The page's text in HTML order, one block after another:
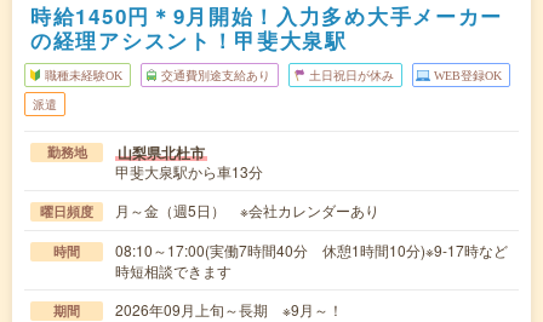
時給1450円＊9月開始！入力多め大手メーカー
の経理アシスント！甲斐大泉駅
職種未経験OK 交通費別途支給あり 土日祝日が休み WEB登録OK
派遣
勤務地 山梨県北杜市
甲斐大泉駅から車13分
曜日頻度 月～金（週5日） ※会社カレンダーあり
時間
08:10～17:00(実働7時間40分 休憩1時間10分)※9-17時など
時短相談できます
期間 2026年09月上旬～長期 ※9月～！